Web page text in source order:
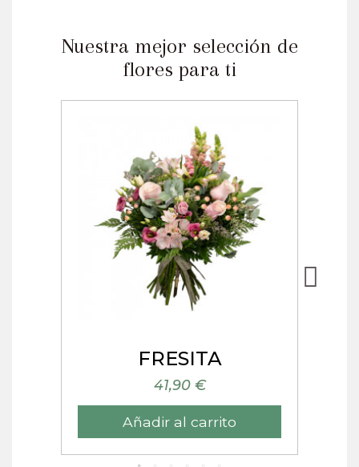
Nuestra mejor selección de
flores para ti
FRESITA
41,90 €
Añadir al carrito